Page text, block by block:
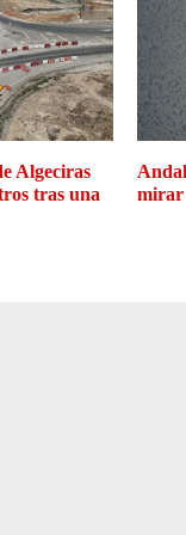
Algeciras
tras una
mirar